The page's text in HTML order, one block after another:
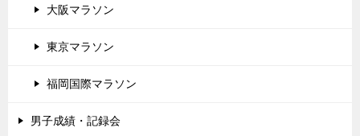
大阪マラソン
東京マラソン
福岡国際マラソン
男子成績・記録会